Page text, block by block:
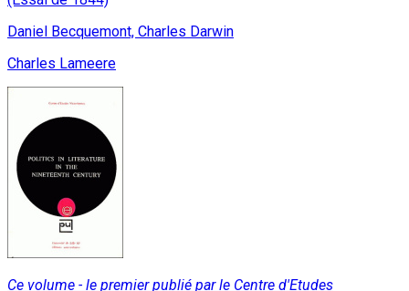
Daniel Becquemont, Charles Darwin
Charles Lameere
Ce volume - le premier publié par le Centre d'Etudes